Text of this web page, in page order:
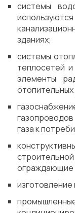
системы
зданиях;
системы
теплосетей
элементы
газа к
ограждающие